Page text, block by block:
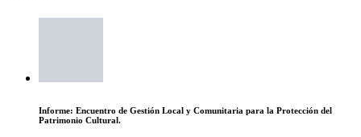
Informe: Encuentro de Gestión Local y Comunitaria para la Protección del
Patrimonio Cultural.